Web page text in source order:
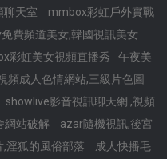
聊天室
mmbox彩虹戶外實戰
費頻道美女,韓國視訊美女
彩虹美女視頻直播秀
午夜美
頻成人色情網站,三級片色圖
showlive影音視訊聊天網 ,視頻
網站破解
azar隨機視訊,後宮
淫狐的風俗部落
成人快播毛